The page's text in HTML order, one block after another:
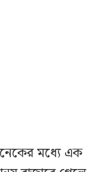
মধ্যে এক